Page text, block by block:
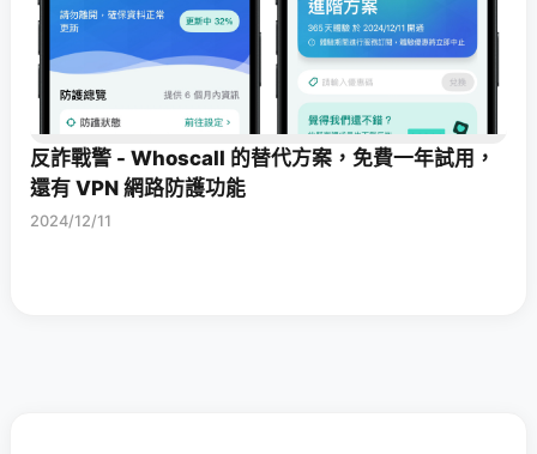
反詐戰警 - Whoscall 的替代方案，免費一年試用，
還有 VPN 網路防護功能
2024/12/11